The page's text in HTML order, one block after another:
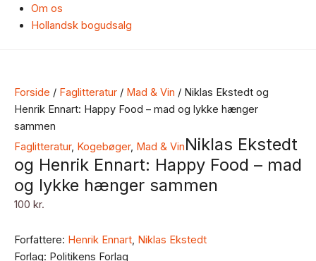
Om os
Hollandsk bogudsalg
Forside / Faglitteratur / Mad & Vin / Niklas Ekstedt og
Henrik Ennart: Happy Food – mad og lykke hænger
sammen
Faglitteratur, Kogebøger, Mad & VinNiklas Ekstedt
og Henrik Ennart: Happy Food – mad
og lykke hænger sammen
100 kr.
Forfattere: Henrik Ennart, Niklas Ekstedt
Forlag: Politikens Forlag